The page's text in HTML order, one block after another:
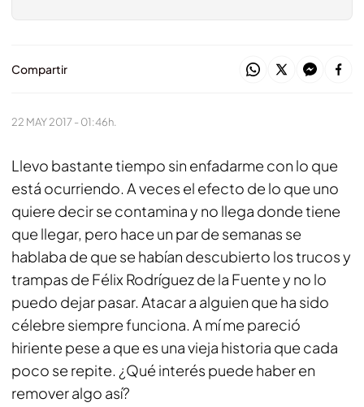
Compartir
22 MAY 2017 - 01:46h.
Llevo bastante tiempo sin enfadarme con lo que
está ocurriendo. A veces el efecto de lo que uno
quiere decir se contamina y no llega donde tiene
que llegar, pero hace un par de semanas se
hablaba de que se habían descubierto los trucos y
trampas de Félix Rodríguez de la Fuente y no lo
puedo dejar pasar. Atacar a alguien que ha sido
célebre siempre funciona. A mí me pareció
hiriente pese a que es una vieja historia que cada
poco se repite. ¿Qué interés puede haber en
remover algo así?